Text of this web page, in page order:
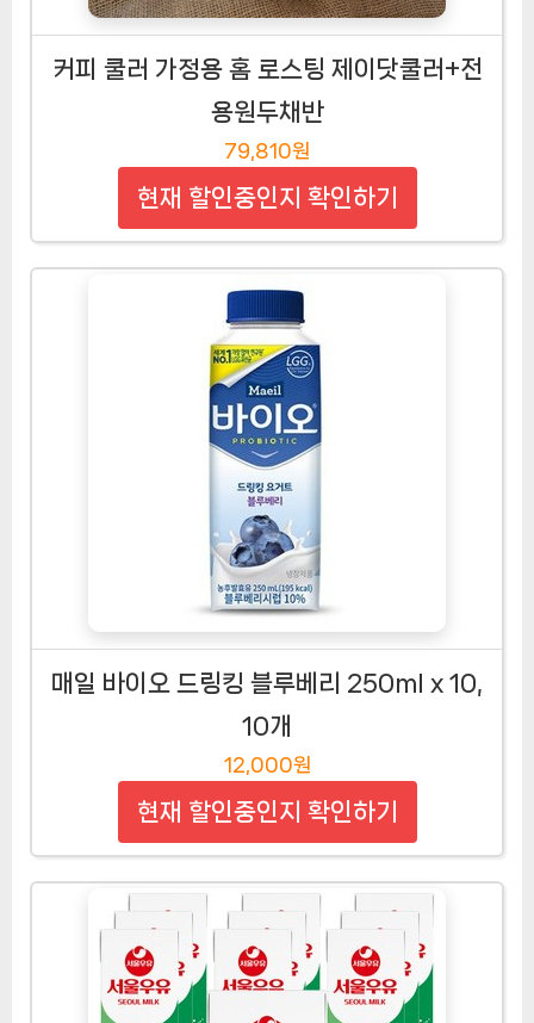
커피 쿨러 가정용 홈 로스팅 제이닷쿨러+전
용원두채반
79,810원
현재 할인중인지 확인하기
매일 바이오 드링킹 블루베리 250ml x 10,
10개
12,000원
현재 할인중인지 확인하기